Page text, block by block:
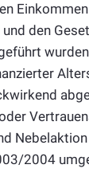
den
2004